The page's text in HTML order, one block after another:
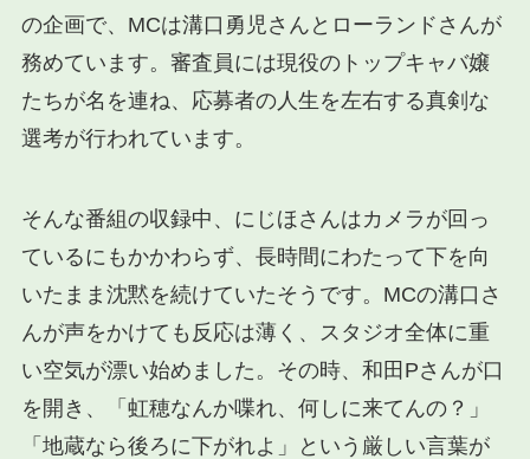
の企画で、MCは溝口勇児さんとローランドさんが
務めています。審査員には現役のトップキャバ嬢
たちが名を連ね、応募者の人生を左右する真剣な
選考が行われています。
そんな番組の収録中、にじほさんはカメラが回っ
ているにもかかわらず、長時間にわたって下を向
いたまま沈黙を続けていたそうです。MCの溝口さ
んが声をかけても反応は薄く、スタジオ全体に重
い空気が漂い始めました。その時、和田Pさんが口
を開き、「虹穂なんか喋れ、何しに来てんの？」
「地蔵なら後ろに下がれよ」という厳しい言葉が